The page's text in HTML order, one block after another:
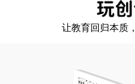
让教育回归本质